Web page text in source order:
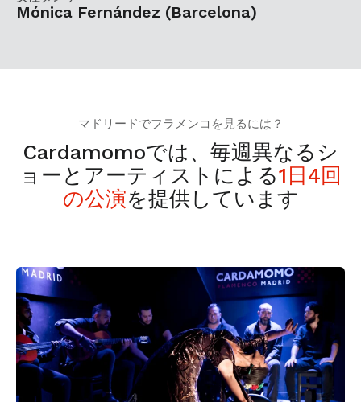
Mónica Fernández (Barcelona)
マドリードでフラメンコを見るには？
Cardamomoでは、毎週異なるシ
ョーとアーティストによる1日4回
の公演を提供しています